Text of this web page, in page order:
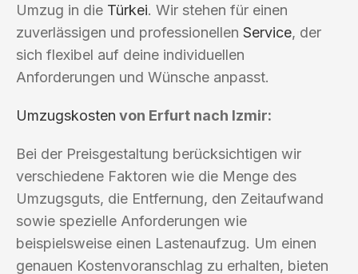
Umzug in die Türkei. Wir stehen für einen
zuverlässigen und professionellen Service, der
sich flexibel auf deine individuellen
Anforderungen und Wünsche anpasst.
Umzugskosten von Erfurt nach Izmir:
Bei der Preisgestaltung berücksichtigen wir
verschiedene Faktoren wie die Menge des
Umzugsguts, die Entfernung, den Zeitaufwand
sowie spezielle Anforderungen wie
beispielsweise einen Lastenaufzug. Um einen
genauen Kostenvoranschlag zu erhalten, bieten